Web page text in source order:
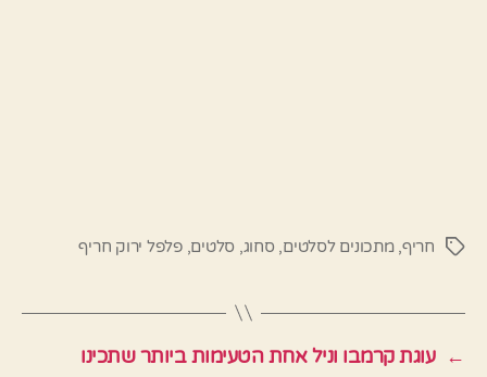
תגיותחריף,מתכונים לסלטים, סחוג, סלטים,פלפל ירוק חריף
← עוגת קרמבו וניל אחת הטעימות ביותר שתכינו